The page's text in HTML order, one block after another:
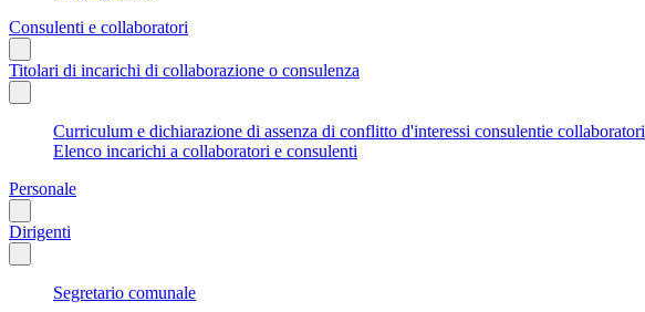
Consulenti e collaboratori
Titolari di incarichi di collaborazione o consulenza
Curriculum e dichiarazione di assenza di conflitto d'interessi consulentie collaboratori
Elenco incarichi a collaboratori e consulenti
Personale
Dirigenti
Segretario comunale